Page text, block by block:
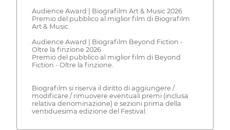
Audience Award | Biografilm Art & Music 2026
Premio del pubblico al miglior film di Biografilm
Art & Music.
Audience Award | Biografilm Beyond Fiction -
Oltre la finzione 2026
Premio del pubblico al miglior film di Beyond
Fiction - Oltre la finzione.
Biografilm si riserva il diritto di aggiungere /
modificare / rimuovere eventuali premi (inclusa
relativa denominazione) e sezioni prima della
ventiduesima edizione del Festival.